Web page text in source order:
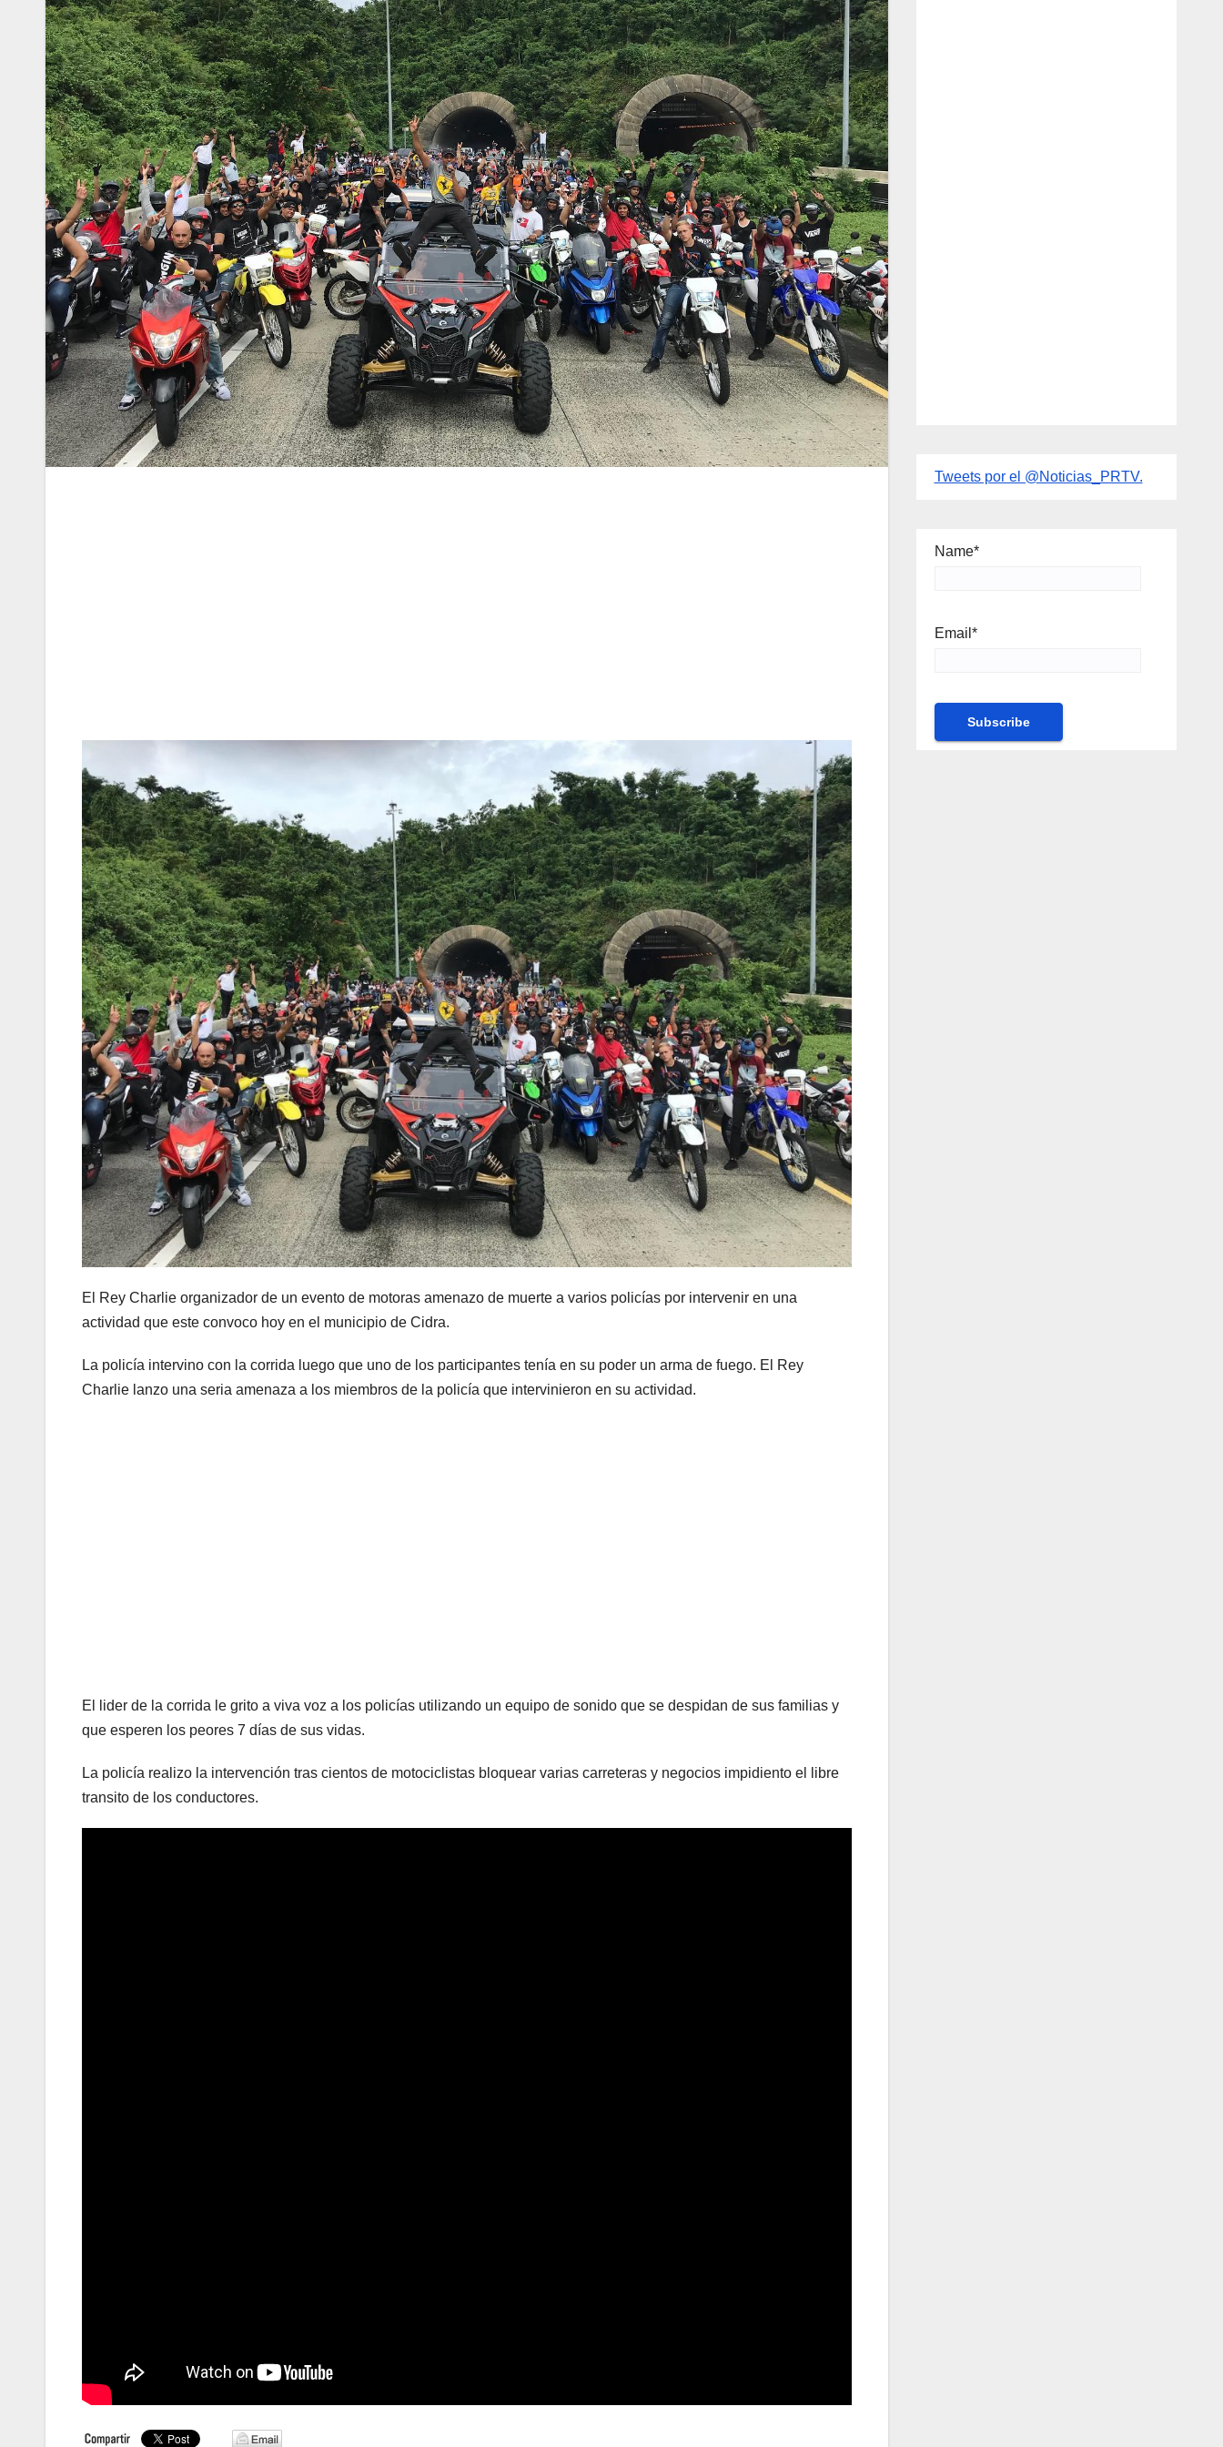
El Rey Charlie organizador de un evento de motoras amenazo de muerte a varios policías por intervenir en una
actividad que este convoco hoy en el municipio de Cidra.
La policía intervino con la corrida luego que uno de los participantes tenía en su poder un arma de fuego. El Rey
Charlie lanzo una seria amenaza a los miembros de la policía que intervinieron en su actividad.
El lider de la corrida le grito a viva voz a los policías utilizando un equipo de sonido que se despidan de sus familias y
que esperen los peores 7 días de sus vidas.
La policía realizo la intervención tras cientos de motociclistas bloquear varias carreteras y negocios impidiento el libre
transito de los conductores.
Tweets por el @Noticias_PRTV.
Name*
Email*